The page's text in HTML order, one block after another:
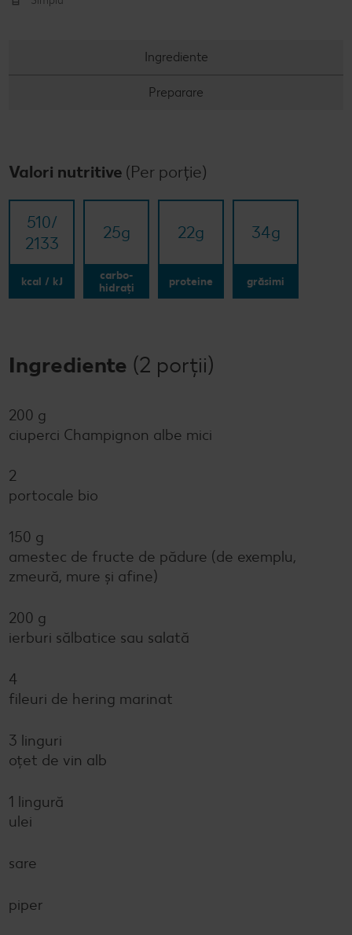
Ingrediente
Preparare
Valori nutritive (Per porție)
510/​
2133
kcal / kJ
25g
carbo-
hidrați
22g
proteine
34g
grăsimi
Ingrediente (2 porții)
200 g
ciuperci Champignon albe mici
2
portocale bio
150 g
amestec de fructe de pădure (de exemplu,
zmeură, mure și afine)
200 g
ierburi sălbatice sau salată
4
fileuri de hering marinat
3 linguri
oțet de vin alb
1 lingură
ulei
sare
piper